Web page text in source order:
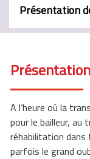
Présentation
A l’heure où la
pour le bailleur, au
réhabilitation
parfois le grand